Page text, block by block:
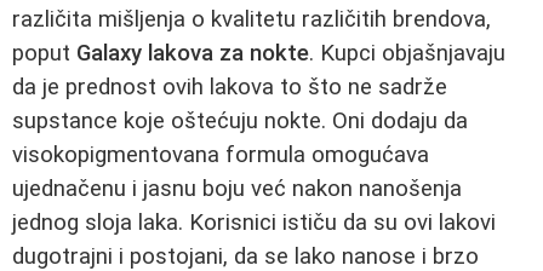
različita mišljenja o kvalitetu različitih brendova,
poput Galaxy lakova za nokte. Kupci objašnjavaju
da je prednost ovih lakova to što ne sadrže
supstance koje oštećuju nokte. Oni dodaju da
visokopigmentovana formula omogućava
ujednačenu i jasnu boju već nakon nanošenja
jednog sloja laka. Korisnici ističu da su ovi lakovi
dugotrajni i postojani, da se lako nanose i brzo